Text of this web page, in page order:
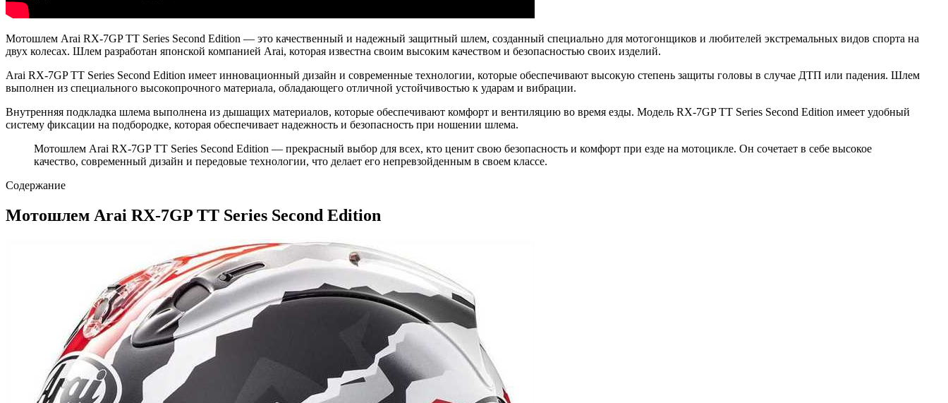
Мотошлем Arai RX-7GP TT Series Second Edition — это качественный и надежный защитный шлем, созданный специально для мотогонщиков и любителей экстремальных видов спорта на
двух колесах. Шлем разработан японской компанией Arai, которая известна своим высоким качеством и безопасностью своих изделий.
Arai RX-7GP TT Series Second Edition имеет инновационный дизайн и современные технологии, которые обеспечивают высокую степень защиты головы в случае ДТП или падения. Шлем
выполнен из специального высокопрочного материала, обладающего отличной устойчивостью к ударам и вибрации.
Внутренняя подкладка шлема выполнена из дышащих материалов, которые обеспечивают комфорт и вентиляцию во время езды. Модель RX-7GP TT Series Second Edition имеет удобный
систему фиксации на подбородке, которая обеспечивает надежность и безопасность при ношении шлема.
Мотошлем Arai RX-7GP TT Series Second Edition — прекрасный выбор для всех, кто ценит свою безопасность и комфорт при езде на мотоцикле. Он сочетает в себе высокое
качество, современный дизайн и передовые технологии, что делает его непревзойденным в своем классе.
Содержание
Мотошлем Arai RX-7GP TT Series Second Edition